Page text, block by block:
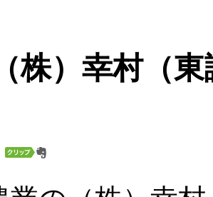
株）幸村（